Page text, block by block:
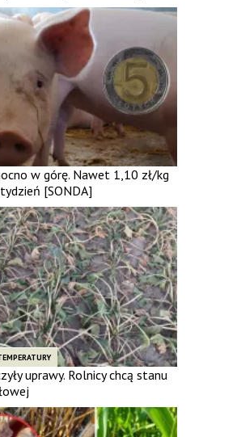
w górę. Nawet 1,10 zł/kg
[SONDA]
uprawy. Rolnicy chcą stanu